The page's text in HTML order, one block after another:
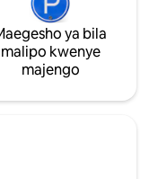
ya bila
malipo kwenye
majengo